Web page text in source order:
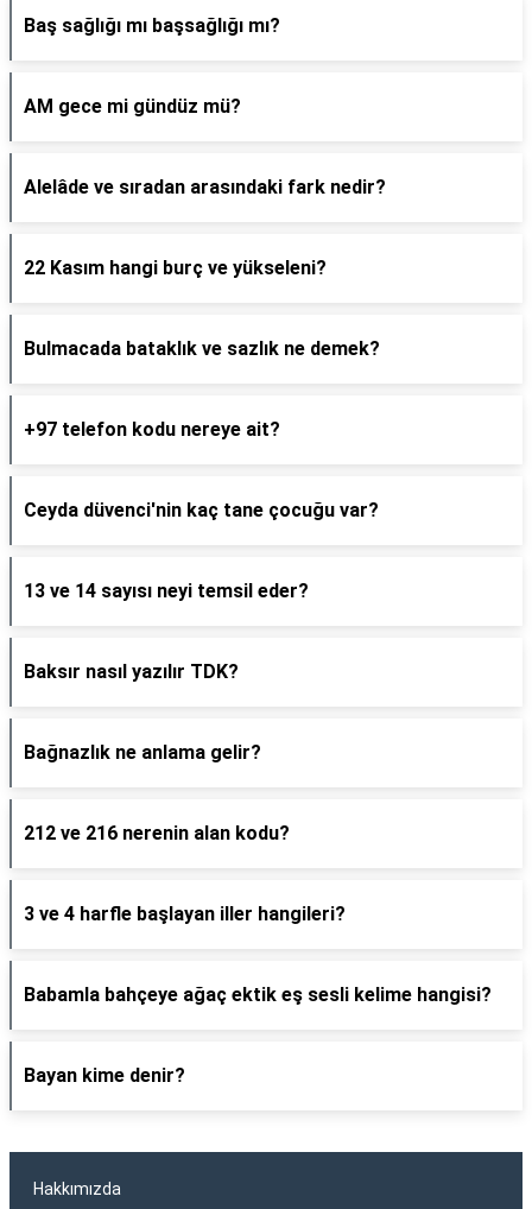
Baş sağlığı mı başsağlığı mı?
AM gece mi gündüz mü?
Alelâde ve sıradan arasındaki fark nedir?
22 Kasım hangi burç ve yükseleni?
Bulmacada bataklık ve sazlık ne demek?
+97 telefon kodu nereye ait?
Ceyda düvenci'nin kaç tane çocuğu var?
13 ve 14 sayısı neyi temsil eder?
Baksır nasıl yazılır TDK?
Bağnazlık ne anlama gelir?
212 ve 216 nerenin alan kodu?
3 ve 4 harfle başlayan iller hangileri?
Babamla bahçeye ağaç ektik eş sesli kelime hangisi?
Bayan kime denir?
Hakkımızda